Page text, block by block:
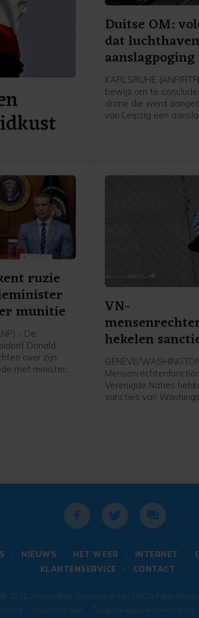
Duitse OM:
dat
aanslagpoging
KARLSRUHE (ANP/
bewijs om te
drone die werd
van Leipzig een
ruzie
munitie
- De
Donald
over zijn
met minister
VN-
hekelen
Cuba
GENÈVE/
Verenigde Naties
sancties van
NIEUWS HET WEER INTERNET
KLANTENSERVICE
CONTACT
© 2026 ZeelandNet . Onderdeel van DELTA Fiber
Voorwaarden Toegankelijksheidverklaring